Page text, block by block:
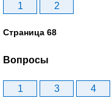
1 2
Страница 68
Вопросы
1 3 4